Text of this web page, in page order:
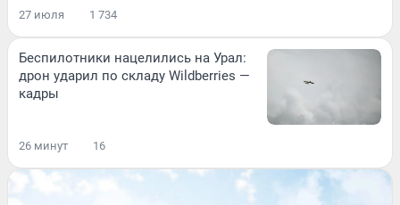
27 июля 1 734
Беспилотники нацелились на Урал:
дрон ударил по складу Wildberries —
кадры
26 минут 16